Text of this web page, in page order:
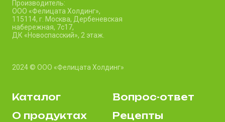
Производитель:
ООО «Фелицата Холдинг»,
115114, г. Москва, Дербеневская
набережная, 7c17,
ДК «Новоспасский», 2 этаж.
2024 © ООО «Фелицата Холдинг»
Каталог
О продуктах
Вопрос-ответ
Рецепты